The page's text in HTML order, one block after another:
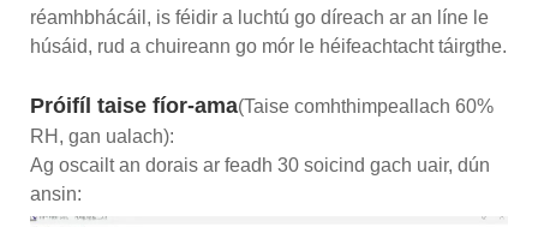
réamhbhácáil, is féidir a luchtú go díreach ar an líne le
húsáid, rud a chuireann go mór le héifeachtacht táirgthe.
Próifíl taise fíor-ama(Taise comhthimpeallach 60%
RH, gan ualach):
Ag oscailt an dorais ar feadh 30 soicind gach uair, dún
ansin: